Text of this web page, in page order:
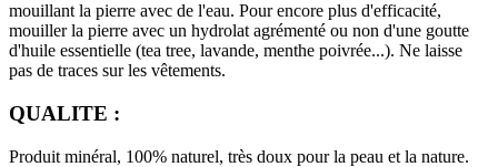
mouillant la pierre avec de l'eau. Pour encore plus d'efficacité,
mouiller la pierre avec un hydrolat agrémenté ou non d'une goutte
d'huile essentielle (tea tree, lavande, menthe poivrée...). Ne laisse
pas de traces sur les vêtements.
QUALITE :
Produit minéral, 100% naturel, très doux pour la peau et la nature.